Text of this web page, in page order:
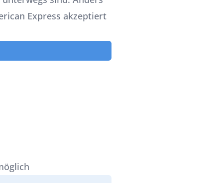
Express akzeptiert